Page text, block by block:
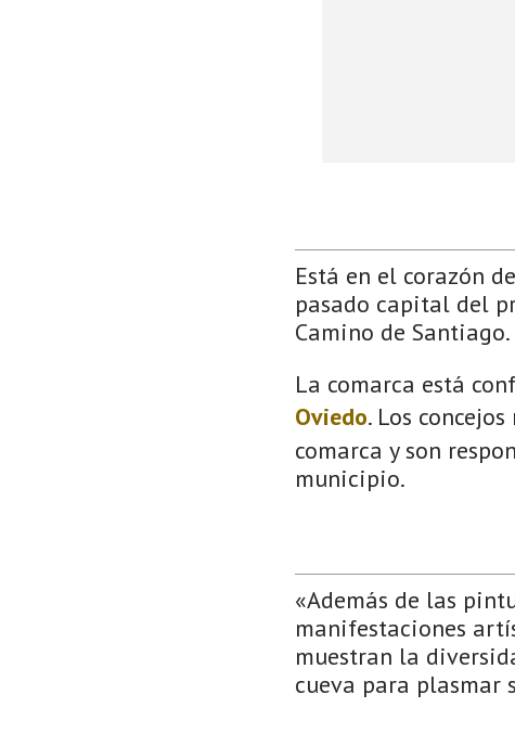
Está en el corazón
pasado capital del
Camino de Santiago.
La comarca está
Oviedo. Los
comarca y son
municipio.
«Además de las
manifestaciones
muestran la
cueva para plasmar